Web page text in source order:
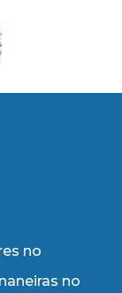
no
no